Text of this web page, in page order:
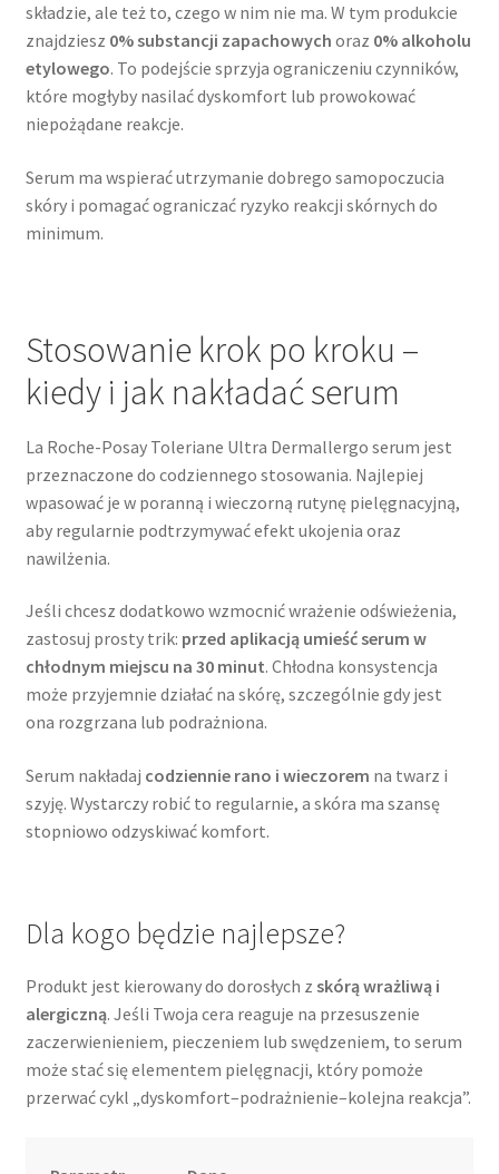
składzie, ale też to, czego w nim nie ma. W tym produkcie
znajdziesz 0% substancji zapachowych oraz 0% alkoholu
etylowego. To podejście sprzyja ograniczeniu czynników,
które mogłyby nasilać dyskomfort lub prowokować
niepożądane reakcje.
Serum ma wspierać utrzymanie dobrego samopoczucia
skóry i pomagać ograniczać ryzyko reakcji skórnych do
minimum.
Stosowanie krok po kroku –
kiedy i jak nakładać serum
La Roche-Posay Toleriane Ultra Dermallergo serum jest
przeznaczone do codziennego stosowania. Najlepiej
wpasować je w poranną i wieczorną rutynę pielęgnacyjną,
aby regularnie podtrzymywać efekt ukojenia oraz
nawilżenia.
Jeśli chcesz dodatkowo wzmocnić wrażenie odświeżenia,
zastosuj prosty trik: przed aplikacją umieść serum w
chłodnym miejscu na 30 minut. Chłodna konsystencja
może przyjemnie działać na skórę, szczególnie gdy jest
ona rozgrzana lub podrażniona.
Serum nakładaj codziennie rano i wieczorem na twarz i
szyję. Wystarczy robić to regularnie, a skóra ma szansę
stopniowo odzyskiwać komfort.
Dla kogo będzie najlepsze?
Produkt jest kierowany do dorosłych z skórą wrażliwą i
alergiczną. Jeśli Twoja cera reaguje na przesuszenie
zaczerwienieniem, pieczeniem lub swędzeniem, to serum
może stać się elementem pielęgnacji, który pomoże
przerwać cykl „dyskomfort–podrażnienie–kolejna reakcja”.